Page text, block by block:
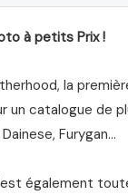
à petits Prix !
la
un catalogue de
Furygan…
également